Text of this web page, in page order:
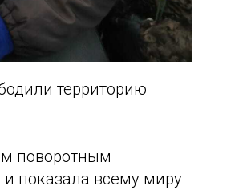
территорию
поворотным
показала всему миру